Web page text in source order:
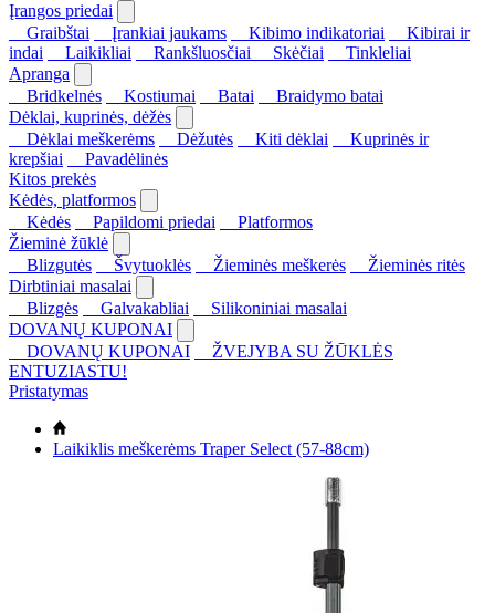
Įrangos priedai
Graibštai
Įrankiai jaukams Kibimo indikatoriai
Kibirai ir
indai
Laikikliai Rankšluosčiai Skėčiai
Tinkleliai
Apranga
Bridkelnės
Kostiumai Batai
Braidymo batai
Dėklai, kuprinės, dėžės
Dėklai meškerėms
Dėžutės Kiti dėklai
Kuprinės ir
krepšiai
Pavadėlinės
Kitos prekės
Kėdės, platformos
Kėdės
Papildomi priedai
Platformos
Žieminė žūklė
Blizgutės
Švytuoklės Žieminės meškerės
Žieminės ritės
Dirbtiniai masalai
Blizgės
Galvakabliai
Silikoniniai masalai
DOVANŲ KUPONAI
DOVANŲ KUPONAI
ŽVEJYBA SU ŽŪKLĖS
ENTUZIASTU!
Pristatymas
Laikiklis meškerėms Traper Select (57-88cm)